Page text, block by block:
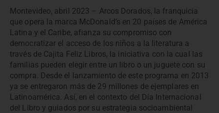
Montevideo, abril 2023 – Arcos Dorados, la franquicia
que opera la marca McDonald’s en 20 países de América
Latina y el Caribe, afianza su compromiso con
democratizar el acceso de los niños a la literatura a
través de Cajita Feliz Libros, la iniciativa con la cual las
familias pueden elegir entre un libro o un juguete con su
compra. Desde el lanzamiento de este programa en 2013
ya se entregaron más de 29 millones de ejemplares en
Latinoamérica. Así, en el contexto del Día Internacional
del Libro y guiados por su estrategia socioambiental